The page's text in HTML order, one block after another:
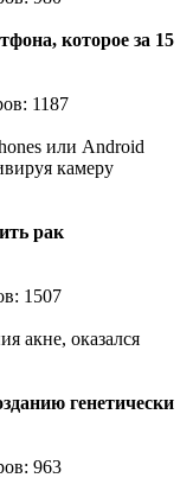
которое за 15
1187
или Android
камеру
рак
1507
акне, оказался
генетически
963